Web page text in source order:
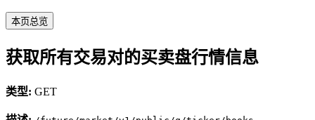
本页总览
获取所有交易对的买卖盘行情信息
类型: GET